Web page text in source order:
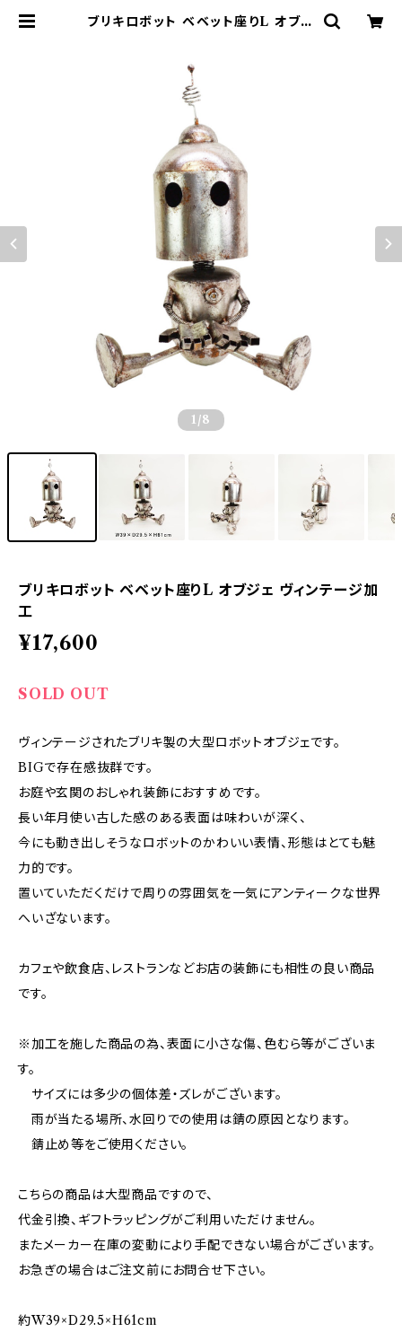
ブリキロボット ベベット座りL オブジ
1 /8
ブリキロボット ベベット座りL オブジェ ヴィンテージ加
工
¥17,600
SOLD OUT
ヴィンテージされたブリキ製の大型ロボットオブジェです。
BIGで存在感抜群です。
お庭や玄関のおしゃれ装飾におすすめです。
長い年月使い古した感のある表面は味わいが深く、
今にも動き出しそうなロボットのかわいい表情、形態はとても魅
力的です。
置いていただくだけで周りの雰囲気を一気にアンティークな世界
へいざないます。
カフェや飲食店、レストランなどお店の装飾にも相性の良い商品
です。
※加工を施した商品の為、表面に小さな傷、色むら等がございま
す。
サイズには多少の個体差・ズレがございます。
雨が当たる場所、水回りでの使用は錆の原因となります。
錆止め等をご使用ください。
こちらの商品は大型商品ですので、
代金引換、ギフトラッピングがご利用いただけません。
またメーカー在庫の変動により手配できない場合がございます。
お急ぎの場合はご注文前にお問合せ下さい。
約W39×D29.5×H61cm